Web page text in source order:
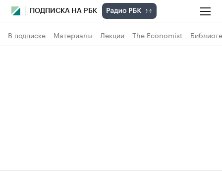
ПОДПИСКА НА РБК
В подписке Материалы Лекции The Economist